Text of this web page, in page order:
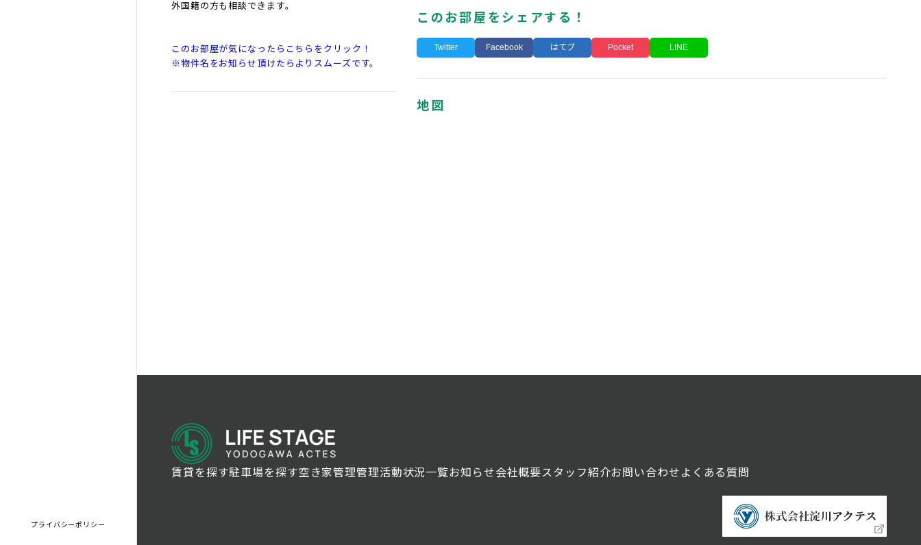
プライバシーポリシー
このお部屋をシェアする！
Twitter Facebook はてブ Pocket LINE
地図
外国籍の方も相談できます。
このお部屋が気になったらこちらをクリック！
※物件名をお知らせ頂けたらよりスムーズです。
賃貸を探す駐車場を探す空き家管理管理活動状況一覧お知らせ会社概要スタッフ紹介お問い合わせ よくある質問